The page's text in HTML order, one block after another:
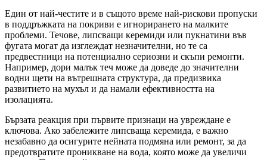
Един от най-честите и в същото време най-рискови пропуски
в поддръжката на покриви е игнорирането на малките
проблеми. Течове, липсващи керемиди или пукнатини във
фугата могат да изглеждат незначителни, но те са
предвестници на потенциално сериозни и скъпи ремонти.
Например, дори малък теч може да доведе до значителни
водни щети на вътрешната структура, да предизвика
развитието на мухъл и да намали ефективността на
изолацията.
Бързата реакция при първите признаци на увреждане е
ключова. Ако забележите липсваща керемида, е важно
незабавно да осигурите нейната подмяна или ремонт, за да
предотвратите проникване на вода, която може да увеличи